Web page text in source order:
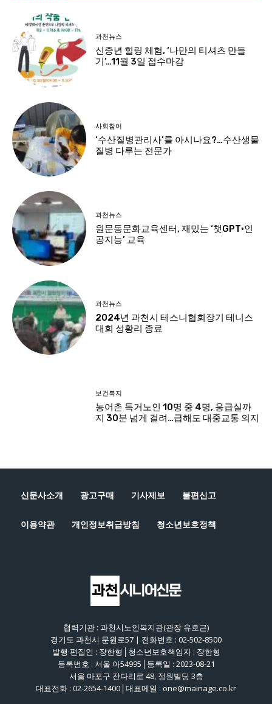
신문사소개 광고구매 기사제보 불편신고
이용약관 개인정보취급방침 청소년보호정책
협력기관 : 과천시노인복지관(관장 유호근)
경기도 과천시 문원로57 | 전화번호 : 02-502-8500
발행·편집인 : 장한형│청소년보호책임자 : 장한형
등록번호 : 서울 아54995│등록일 : 2023-08-21
서울 마포구 잔다리로 48, 정원빌딩 3층
대표전화 : 02-2654-1400│대표메일 : one@mainage.co.kr